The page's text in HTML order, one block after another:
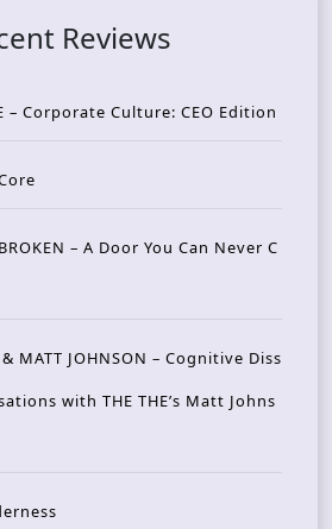
Reviews
– Corporate Culture: CEO Edition
– A Door You Can Never C
& MATT JOHNSON – Cognitive Diss
with THE THE’s Matt Johns